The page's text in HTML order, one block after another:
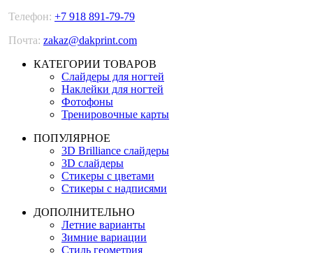
Телефон: +7 918 891-79-79
Почта: zakaz@dakprint.com
КАТЕГОРИИ ТОВАРОВ
Слайдеры для ногтей
Наклейки для ногтей
Фотофоны
Тренировочные карты
ПОПУЛЯРНОЕ
3D Brilliance слайдеры
3D слайдеры
Стикеры с цветами
Стикеры с надписями
ДОПОЛНИТЕЛЬНО
Летние варианты
Зимние вариации
Стиль геометрия